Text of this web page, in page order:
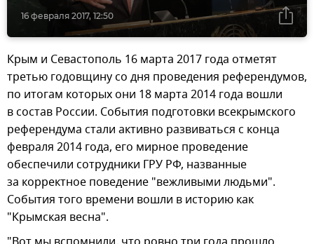
16 февраля 2017, 12:50
Крым и Севастополь 16 марта 2017 года отметят
третью годовщину со дня проведения референдумов,
по итогам которых они 18 марта 2014 года вошли
в состав России. События подготовки всекрымского
референдума стали активно развиваться с конца
февраля 2014 года, его мирное проведение
обеспечили сотрудники ГРУ РФ, названные
за корректное поведение "вежливыми людьми".
События того времени вошли в историю как
"Крымская весна".